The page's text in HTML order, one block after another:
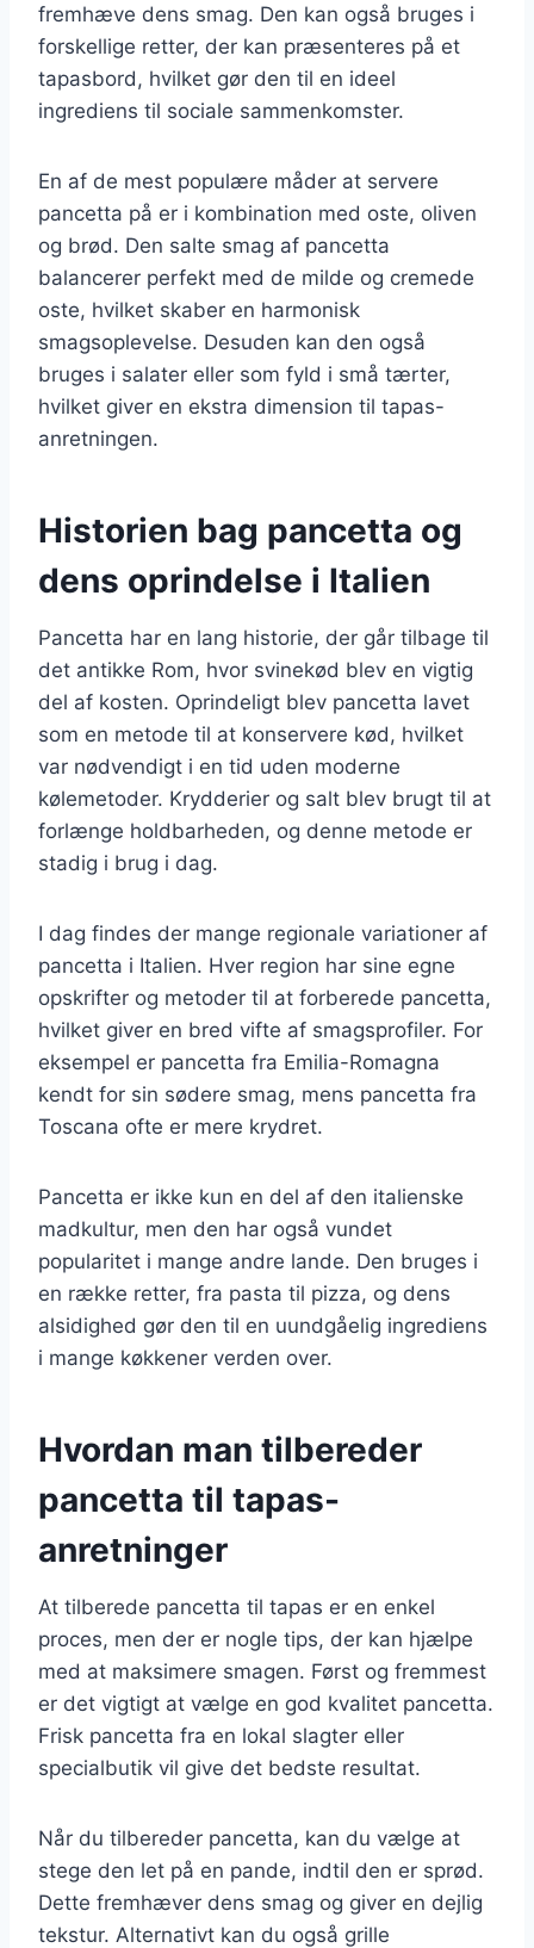
fremhæve dens smag. Den kan også bruges i
forskellige retter, der kan præsenteres på et
tapasbord, hvilket gør den til en ideel
ingrediens til sociale sammenkomster.
En af de mest populære måder at servere
pancetta på er i kombination med oste, oliven
og brød. Den salte smag af pancetta
balancerer perfekt med de milde og cremede
oste, hvilket skaber en harmonisk
smagsoplevelse. Desuden kan den også
bruges i salater eller som fyld i små tærter,
hvilket giver en ekstra dimension til tapas-
anretningen.
Historien bag pancetta og
dens oprindelse i Italien
Pancetta har en lang historie, der går tilbage til
det antikke Rom, hvor svinekød blev en vigtig
del af kosten. Oprindeligt blev pancetta lavet
som en metode til at konservere kød, hvilket
var nødvendigt i en tid uden moderne
kølemetoder. Krydderier og salt blev brugt til at
forlænge holdbarheden, og denne metode er
stadig i brug i dag.
I dag findes der mange regionale variationer af
pancetta i Italien. Hver region har sine egne
opskrifter og metoder til at forberede pancetta,
hvilket giver en bred vifte af smagsprofiler. For
eksempel er pancetta fra Emilia-Romagna
kendt for sin sødere smag, mens pancetta fra
Toscana ofte er mere krydret.
Pancetta er ikke kun en del af den italienske
madkultur, men den har også vundet
popularitet i mange andre lande. Den bruges i
en række retter, fra pasta til pizza, og dens
alsidighed gør den til en uundgåelig ingrediens
i mange køkkener verden over.
Hvordan man tilbereder
pancetta til tapas-
anretninger
At tilberede pancetta til tapas er en enkel
proces, men der er nogle tips, der kan hjælpe
med at maksimere smagen. Først og fremmest
er det vigtigt at vælge en god kvalitet pancetta.
Frisk pancetta fra en lokal slagter eller
specialbutik vil give det bedste resultat.
Når du tilbereder pancetta, kan du vælge at
stege den let på en pande, indtil den er sprød.
Dette fremhæver dens smag og giver en dejlig
tekstur. Alternativt kan du også grille